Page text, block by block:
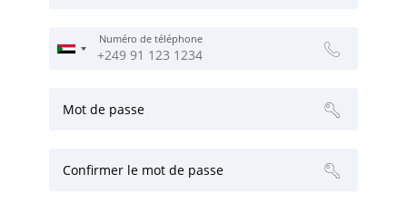
Numéro de téléphone
Mot de passe
Confirmer le mot de passe